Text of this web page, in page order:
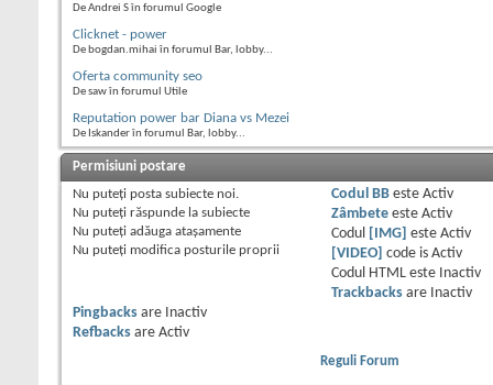
De Andrei S în forumul Google
Clicknet - power
De bogdan.mihai în forumul Bar, lobby...
Oferta community seo
De saw în forumul Utile
Reputation power bar Diana vs Mezei
De Iskander în forumul Bar, lobby...
Permisiuni postare
Nu puteţi posta subiecte noi.
Nu puteţi răspunde la subiecte
Nu puteţi adăuga ataşamente
Nu puteţi modifica posturile proprii
Codul BBeste Activ
Zâmbeteeste Activ
Codul
[IMG] este Activ
[VIDEO] code is Activ
Codul HTML este
Inactiv
Trackbacksare
Inactiv
Pingbacks are
Inactiv
Refbacks are Activ
Reguli Forum